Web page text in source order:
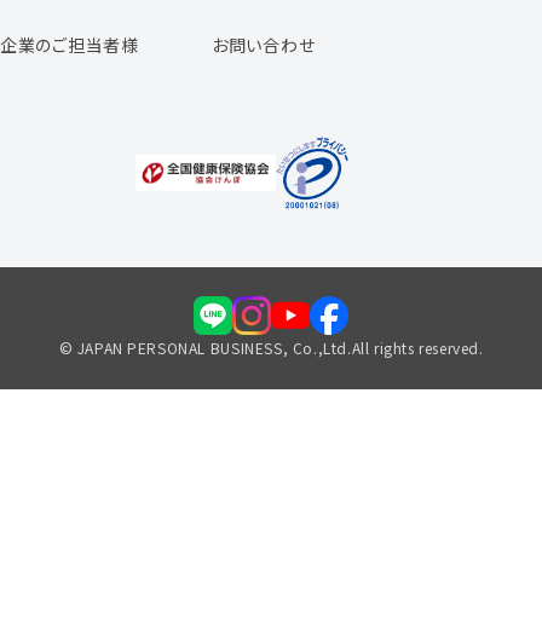
福利厚生のご案内
企業のご担当者様 お問い合わせ
© JAPAN PERSONAL BUSINESS, Co.,Ltd.All rights reserved.